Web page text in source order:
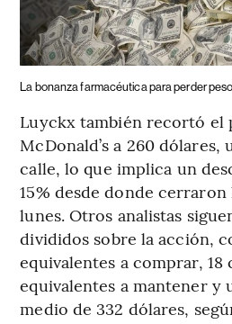
La bonanza farmacéutica para perder
Luyckx también recortó el
McDonald’s a 260 dólares,
calle, lo que implica un
15% desde donde cerraron
lunes. Otros analistas
divididos sobre la acción,
equivalentes a comprar, 18
equivalentes a mantener y
medio de 332 dólares,